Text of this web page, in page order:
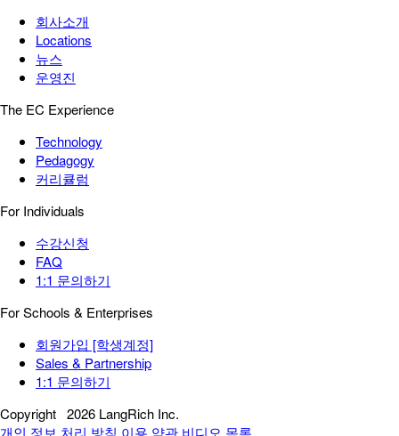
회사소개
Locations
뉴스
운영진
The EC Experience
Technology
Pedagogy
커리큘럼
For Individuals
수강신청
FAQ
1:1 문의하기
For Schools & Enterprises
회원가입 [학생계정]
Sales & Partnership
1:1 문의하기
Copyright 2026 LangRich Inc.